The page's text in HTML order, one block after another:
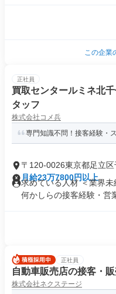
この企業
正社員
買取センタールミネ北
タッフ
株式会社コメ兵
専門知識不問！接客経験・
〒120-0026東京都足立
月給23万7800円以上
求めている人材 ＜業界
何かしらの接客経験・営
正社員
自動車販売店の接客・
株式会社ネクステージ